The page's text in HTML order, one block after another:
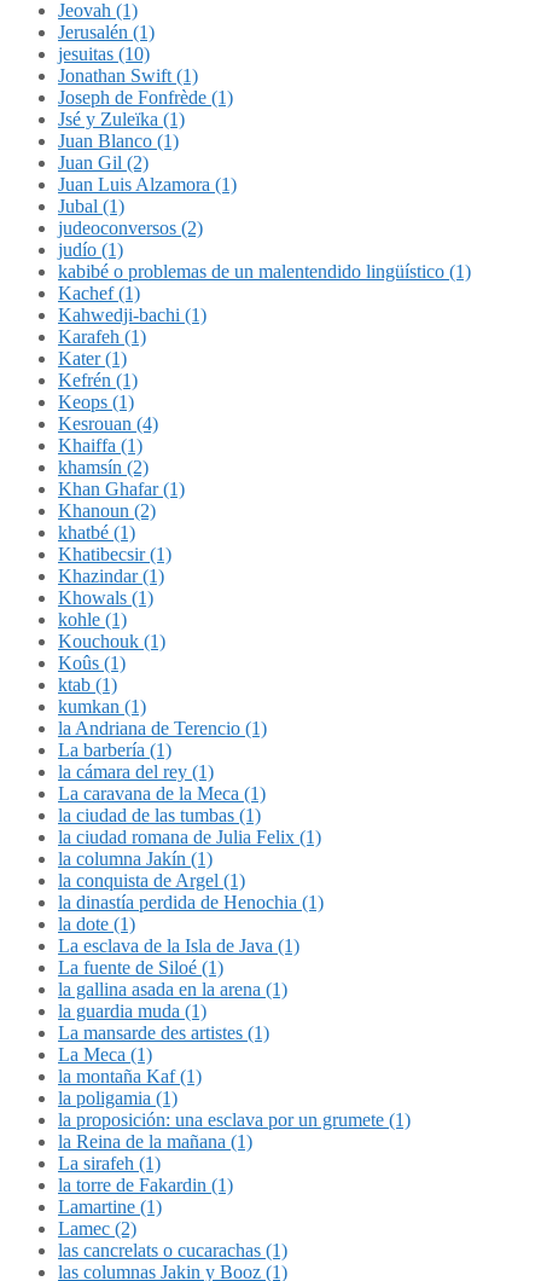
Jeovah (1)
Jerusalén (1)
jesuitas (10)
Jonathan Swift (1)
Joseph de Fonfrède (1)
Jsé y Zuleïka (1)
Juan Blanco (1)
Juan Gil (2)
Juan Luis Alzamora (1)
Jubal (1)
judeoconversos (2)
judío (1)
kabibé o problemas de un malentendido lingüístico (1)
Kachef (1)
Kahwedji-bachi (1)
Karafeh (1)
Kater (1)
Kefrén (1)
Keops (1)
Kesrouan (4)
Khaiffa (1)
khamsín (2)
Khan Ghafar (1)
Khanoun (2)
khatbé (1)
Khatibecsir (1)
Khazindar (1)
Khowals (1)
kohle (1)
Kouchouk (1)
Koûs (1)
ktab (1)
kumkan (1)
la Andriana de Terencio (1)
La barbería (1)
la cámara del rey (1)
La caravana de la Meca (1)
la ciudad de las tumbas (1)
la ciudad romana de Julia Felix (1)
la columna Jakín (1)
la conquista de Argel (1)
la dinastía perdida de Henochia (1)
la dote (1)
La esclava de la Isla de Java (1)
La fuente de Siloé (1)
la gallina asada en la arena (1)
la guardia muda (1)
La mansarde des artistes (1)
La Meca (1)
la montaña Kaf (1)
la poligamia (1)
la proposición: una esclava por un grumete (1)
la Reina de la mañana (1)
La sirafeh (1)
la torre de Fakardin (1)
Lamartine (1)
Lamec (2)
las cancrelats o cucarachas (1)
las columnas Jakin y Booz (1)